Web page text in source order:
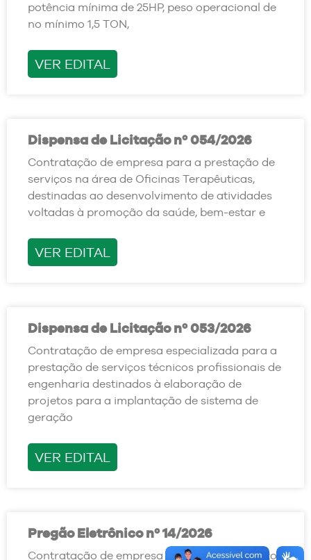
potência mínima de 25HP, peso operacional de
no mínimo 1,5 TON,
VER EDITAL
Dispensa de Licitação nº 054/2026
Contratação de empresa para a prestação de
serviços na área de Oficinas Terapêuticas,
destinadas ao desenvolvimento de atividades
voltadas à promoção da saúde, bem-estar e
VER EDITAL
Dispensa de Licitação nº 053/2026
Contratação de empresa especializada para a
prestação de serviços técnicos profissionais de
engenharia destinados à elaboração de
projetos para a implantação de sistema de
geração
VER EDITAL
Pregão Eletrônico nº 14/2026
Contratação de empresa para o fornecimento